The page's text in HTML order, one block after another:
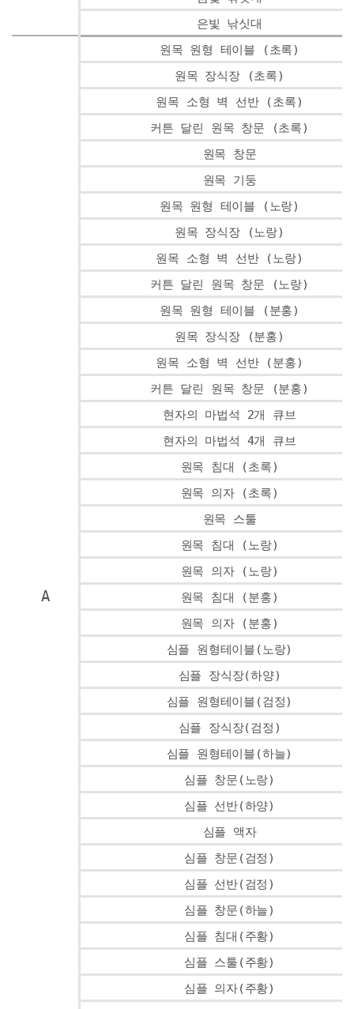
은빛 낚싯대
A
원목 원형 테이블 (초록)
원목 장식장 (초록)
원목 소형 벽 선반 (초록)
커튼 달린 원목 창문 (초록)
원목 창문
원목 기둥
원목 원형 테이블 (노랑)
원목 장식장 (노랑)
원목 소형 벽 선반 (노랑)
커튼 달린 원목 창문 (노랑)
원목 원형 테이블 (분홍)
원목 장식장 (분홍)
원목 소형 벽 선반 (분홍)
커튼 달린 원목 창문 (분홍)
현자의 마법석 2개 큐브
현자의 마법석 4개 큐브
원목 침대 (초록)
원목 의자 (초록)
원목 스툴
원목 침대 (노랑)
원목 의자 (노랑)
원목 침대 (분홍)
원목 의자 (분홍)
심플 원형테이블(노랑)
심플 장식장(하양)
심플 원형테이블(검정)
심플 장식장(검정)
심플 원형테이블(하늘)
심플 창문(노랑)
심플 선반(하양)
심플 액자
심플 창문(검정)
심플 선반(검정)
심플 창문(하늘)
심플 침대(주황)
심플 스툴(주황)
심플 의자(주황)